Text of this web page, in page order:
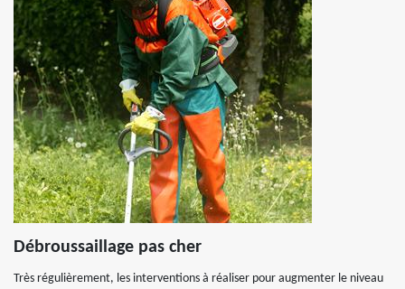
Débroussaillage pas cher
Très régulièrement, les interventions à réaliser pour augmenter le niveau